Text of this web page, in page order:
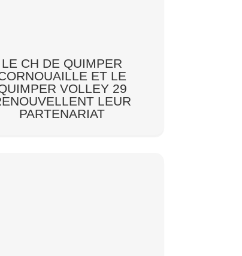
LE CH DE QUIMPER
ET LE
VOLLEY 29
LEUR
PARTENARIAT